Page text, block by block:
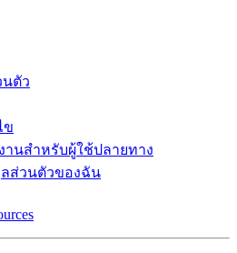
นตัว
ข
นสำหรับผู้ใช้ปลายทาง
ส่วนตัวของฉัน